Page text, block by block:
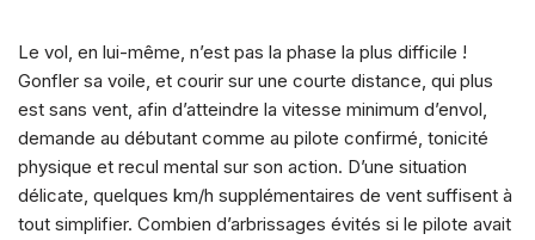
Le vol, en lui-même, n’est pas la phase la plus difficile !
Gonfler sa voile, et courir sur une courte distance, qui plus
est sans vent, afin d’atteindre la vitesse minimum d’envol,
demande au débutant comme au pilote confirmé, tonicité
physique et recul mental sur son action. D’une situation
délicate, quelques km/h supplémentaires de vent suffisent à
tout simplifier. Combien d’arbrissages évités si le pilote avait